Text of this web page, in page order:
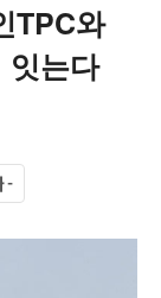
TPC와
는다
작게